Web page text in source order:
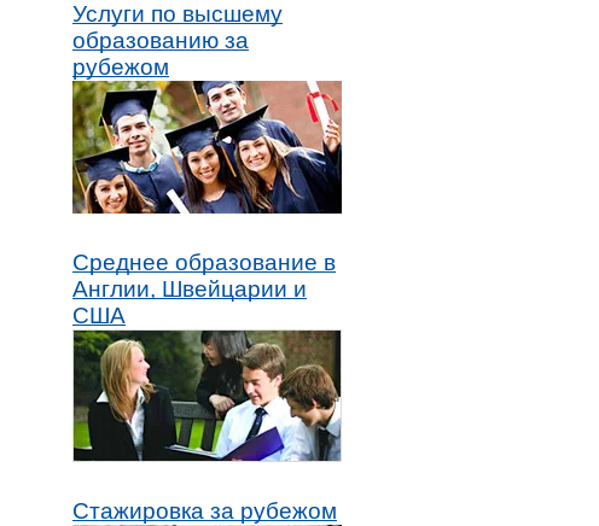
Услуги по высшему
образованию за
рубежом
Среднее образование в
Англии, Швейцарии и
США
Стажировка за рубежом